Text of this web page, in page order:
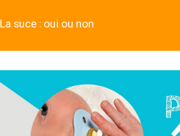
La suce : oui ou non